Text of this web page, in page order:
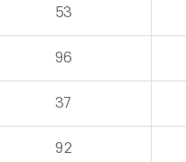
53
96
37
92